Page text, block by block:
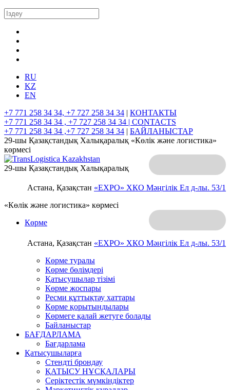
RU
KZ
EN
+7 771 258 34 34, +7 727 258 34 34 | КОНТАКТЫ
+7 771 258 34 34 , +7 727 258 34 34 | CONTACTS
+7 771 258 34 34 ,+7 727 258 34 34 | БАЙЛАНЫСТАР
29-шы Қазақстандық Халықаралық «Көлік және логистика»
көрмесі
Астана, Қазақстан «EXPO» ХКО Мәңгілік Ел д-лы. 53/1
29-шы Қазақстандық Халықаралық
«Көлік және логистика» көрмесі
Астана, Қазақстан «EXPO» ХКО Мәңгілік Ел д-лы. 53/1
Көрме
Көрме туралы
Көрме бөлімдері
Қатысушылар тізімі
Көрме жоспары
Ресми құттықтау хаттары
Көрме қорытындылары
Көрмеге қалай жетуге болады
Байланыстар
БАҒДАРЛАМА
Бағдарлама
Қатысушыларға
Стендті брондау
ҚАТЫСУ НҰСҚАЛАРЫ
Серіктестік мүмкіндіктер